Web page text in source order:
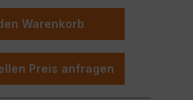
Warenkorb
Preis anfragen